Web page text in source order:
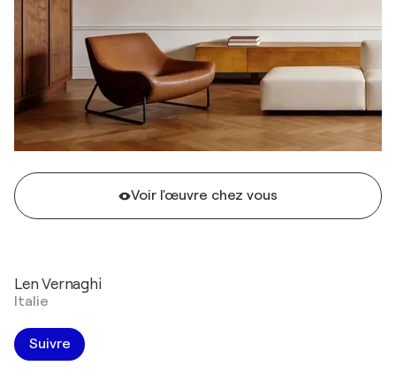
Voir l'œuvre chez vous
Len Vernaghi
Italie
Suivre